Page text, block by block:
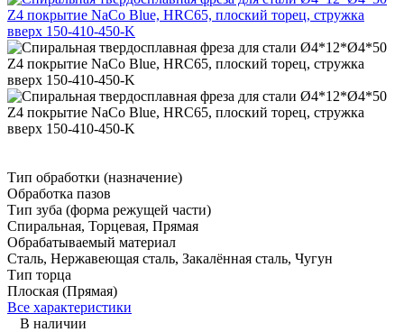
Тип обработки (назначение)
Обработка пазов
Тип зуба (форма режущей части)
Спиральная, Торцевая, Прямая
Обрабатываемый материал
Сталь, Нержавеющая сталь, Закалённая сталь, Чугун
Тип торца
Плоская (Прямая)
Все характеристики
В наличии